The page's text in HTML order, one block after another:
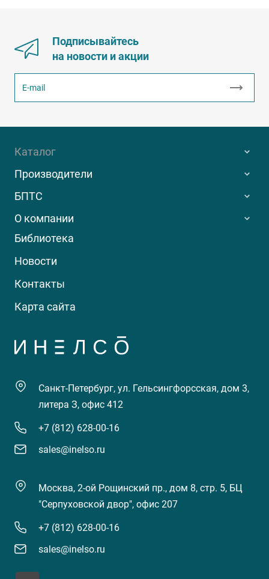
Подписывайтесь
на новости и акции
Каталог
Производители
БПТС
О компании
Библиотека
Новости
Контакты
Карта сайта
Санкт-Петербург, ул. Гельсингфорсская, дом 3,
литера З, офис 412
+7 (812) 628-00-16
sales@inelso.ru
Москва, 2-ой Рощинский пр., дом 8, стр. 5, БЦ
"Серпуховской двор", офис 207
+7 (812) 628-00-16
sales@inelso.ru